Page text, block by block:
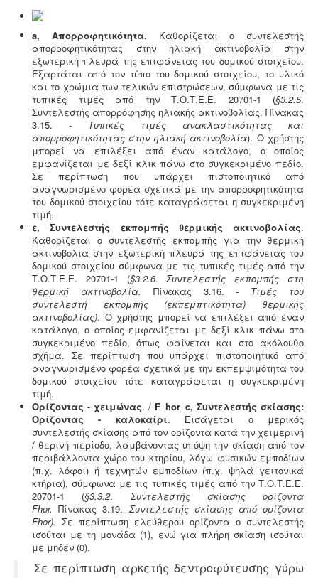
a, Απορροφητικότητα.
Καθορίζεται ο συντελεστής
απορροφητικότητας στην ηλιακή ακτινοβολία στην
εξωτερική πλευρά της επιφάνειας του δομικού στοιχείου.
Εξαρτάται από τον τύπο του δομικού στοιχείου, το υλικό
και το χρώμια των τελικών επιστρώσεων, σύμφωνα με τις
τυπικές τιμές από την Τ.Ο.Τ.Ε.Ε. 20701-1 (§3.2.5.
Συντελεστής απορρόφησης ηλιακής ακτινοβολίας. Πίνακας
3.15. -
Τυπικές τιμές ανακλαστικότητας και
απορροφητικότητας στην ηλιακή ακτινοβολία). Ο χρήστης
μπορεί να επιλέξει από έναν κατάλογο, ο οποίος
εμφανίζεται με δεξί κλικ πάνω στο συγκεκριμένο πεδίο.
Σε περίπτωση που υπάρχει πιστοποιητικό από
αναγνωρισμένο φορέα σχετικά με την απορροφητικότητα
του δομικού στοιχείου τότε καταγράφεται η συγκεκριμένη
τιμή.
ε, Συντελεστής εκπομπής θερμικής ακτινοβολίας.
Καθορίζεται ο συντελεστής εκπομπής για την θερμική
ακτινοβολία στην εξωτερική πλευρά της επιφάνειας του
δομικού στοιχείου σύμφωνα με τις τυπικές τιμές από την
Τ.Ο.Τ.Ε.Ε. 20701-1 (§3.2.6.
Συντελεστής εκπομπής στη
θερμική ακτινοβολία.
Πίνακας 3.16. -
Τιμές του
συντελεστή εκπομπής (εκπεμπτικότητα) θερμικής
ακτινοβολίας). Ο χρήστης μπορεί να επιλέξει από έναν
κατάλογο, ο οποίος εμφανίζεται με δεξί κλικ πάνω στο
συγκεκριμένο πεδίο, όπως φαίνεται και στο ακόλουθο
σχήμα. Σε περίπτωση που υπάρχει πιστοποιητικό από
αναγνωρισμένο φορέα σχετικά με την εκπεμψιμότητα του
δομικού στοιχείου τότε καταγράφεται η συγκεκριμένη
τιμή.
Ορίζοντας - χειμώνας. / F_hor_ c, Συντελεστής σκίασης:
Ορίζοντας - καλοκαίρι. Εισάγεται ο μερικός
συντελεστής σκίασης από τον ορίζοντα κατά την χειμερινή
/ θερινή περίοδο, λαμβάνοντας υπόψη την σκίαση από τον
περιβάλλοντα χώρο του κτηρίου, λόγω φυσικών εμποδίων
(π.χ. λόφοι) ή τεχνητών εμποδίων (π.χ. ψηλά γειτονικά
κτήρια), σύμφωνα με τις τυπικές τιμές από την Τ.Ο.Τ.Ε.Ε.
20701-1 (§3.3.2.
Συντελεστής σκίασης ορίζοντα
Fhor. Πίνακας 3.19. Συντελεστής σκίασης από ορίζοντα
Fhor). Σε περίπτωση ελεύθερου ορίζοντα ο συντελεστής
ισούται με τη μονάδα (1), ενώ για πλήρη σκίαση ισούται
με μηδέν (0).
Σε περίπτωση αρκετής δεντροφύτευσης γύρω